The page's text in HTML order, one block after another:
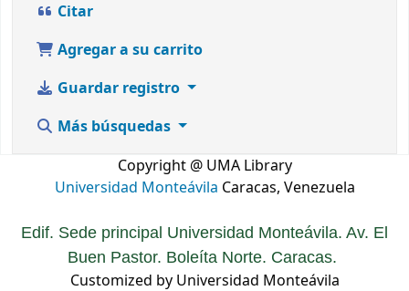
Citar
Agregar a su carrito
Guardar registro
Más búsquedas
Copyright @ UMA Library
Universidad Monteávila Caracas, Venezuela
Edif. Sede principal Universidad Monteávila. Av. El
Buen Pastor. Boleíta Norte. Caracas.
Customized by Universidad Monteávila